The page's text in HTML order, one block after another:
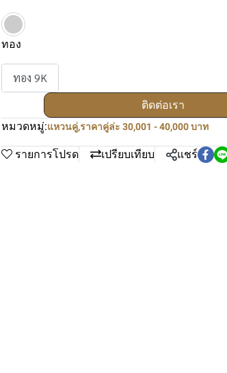
ทอง
ทอง 9K
ติดต่อเรา
หมวดหมู่:แหวนคู่,ราคาคู่ล่ะ 30,001 - 40,000 บาท
รายการโปรด เปรียบเทียบ แชร์